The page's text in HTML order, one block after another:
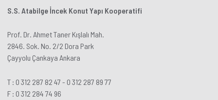
S.S. Atabilge İncek Konut Yapı Kooperatifi
Prof. Dr. Ahmet Taner Kışlalı Mah.
2846. Sok. No. 2/2 Dora Park
Çayyolu Çankaya Ankara
T : 0 312 287 82 47 - 0 312 287 89 77
F : 0 312 284 74 96